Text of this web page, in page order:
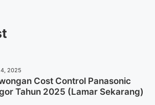
2025
Cost Control Panasonic
Tahun 2025 (Lamar Sekarang)